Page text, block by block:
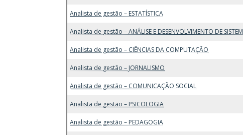
Analista de gestão – ESTATÍSTICA
Analista de gestão – ANÁLISE E DESENVOLVIMENTO DE
Analista de gestão – CIÊNCIAS DA COMPUTAÇÃO
Analista de gestão – JORNALISMO
Analista de gestão – COMUNICAÇÃO SOCIAL
Analista de gestão – PSICOLOGIA
Analista de gestão – PEDAGOGIA